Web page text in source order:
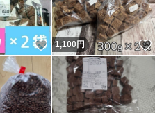
いいね！
1,100円